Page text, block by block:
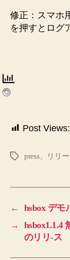
修正：スマホ
を押すとログ
Post Views:
タ
press、リリ
←
hsbox デモ
→
hsbox1.1.4
のリリ-ス